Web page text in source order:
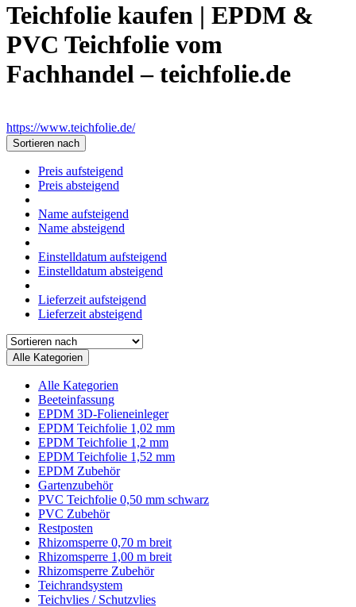
Teichfolie kaufen | EPDM &
PVC Teichfolie vom
Fachhandel – teichfolie.de
https://www.teichfolie.de/
Sortieren nach
Preis aufsteigend
Preis absteigend
Name aufsteigend
Name absteigend
Einstelldatum aufsteigend
Einstelldatum absteigend
Lieferzeit aufsteigend
Lieferzeit absteigend
Alle Kategorien
Alle Kategorien
Beeteinfassung
EPDM 3D-Folieneinleger
EPDM Teichfolie 1,02 mm
EPDM Teichfolie 1,2 mm
EPDM Teichfolie 1,52 mm
EPDM Zubehör
Gartenzubehör
PVC Teichfolie 0,50 mm schwarz
PVC Zubehör
Restposten
Rhizomsperre 0,70 m breit
Rhizomsperre 1,00 m breit
Rhizomsperre Zubehör
Teichrandsystem
Teichvlies / Schutzvlies